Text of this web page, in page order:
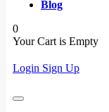
Blog
0
Your Cart is Empty
Login Sign Up